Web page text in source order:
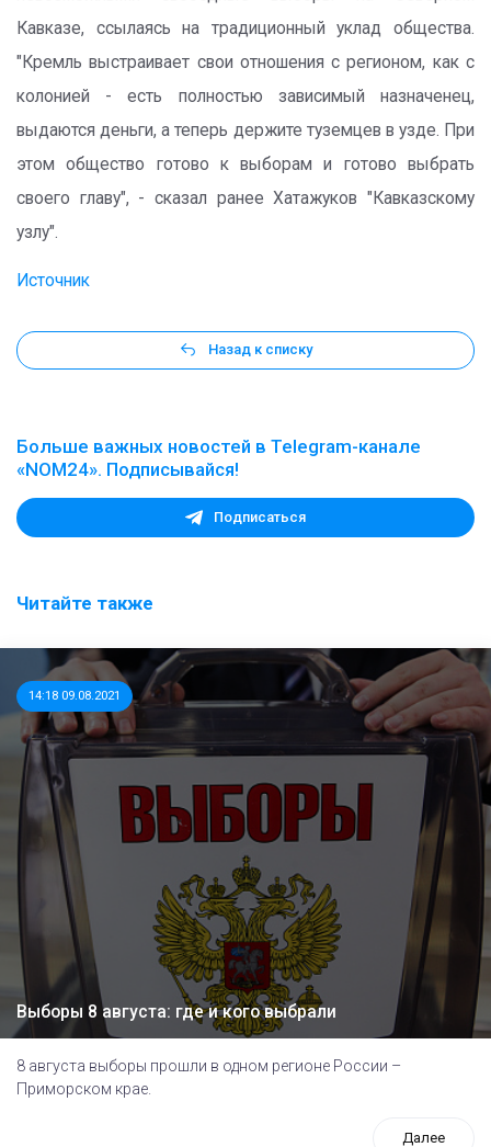
Кавказе, ссылаясь на традиционный уклад общества.
"Кремль выстраивает свои отношения с регионом, как с
колонией - есть полностью зависимый назначенец,
выдаются деньги, а теперь держите туземцев в узде. При
этом общество готово к выборам и готово выбрать
своего главу", - сказал ранее Хатажуков "Кавказскому
узлу".
Источник
Назад к списку
Больше важных новостей в Telegram-канале
«NOM24». Подписывайся!
Подписаться
Читайте также
14:18 09.08.2021
Выборы 8 августа: где и кого выбрали
8 августа выборы прошли в одном регионе России –
Приморском крае.
Далее